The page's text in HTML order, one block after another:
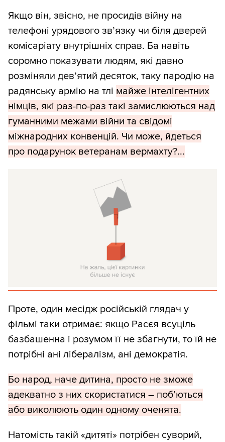
Якщо він, звісно, не просидів війну на
телефоні урядового зв’язку чи біля дверей
комісаріату внутрішніх справ. Ба навіть
соромно показувати людям, які давно
розміняли дев’ятий десяток, таку пародію на
радянську армію на тлі майже інтелігентних
німців, які раз-по-раз такі замислюються над
гуманними межами війни та свідомі
міжнародних конвенцій. Чи може, йдеться
про подарунок ветеранам вермахту?...
Проте, один месідж російській глядач у
фільмі таки отримає: якщо Расєя всуціль
базбашенна і розумом її не збагнути, то їй не
потрібні ані лібералізм, ані демократія.
Бо народ, наче дитина, просто не зможе
адекватно з них скористатися – поб’ються
або виколюють один одному оченята.
Натомість такій «дитяті» потрібен суворий,